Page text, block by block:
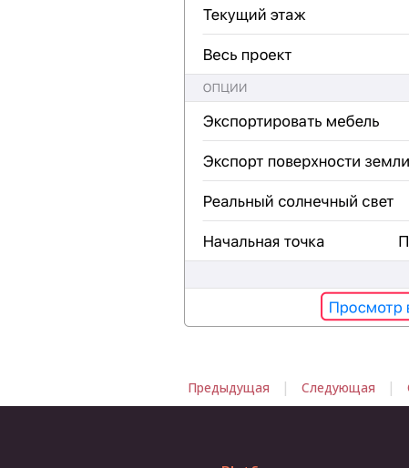
Предыдущая | Следующая |